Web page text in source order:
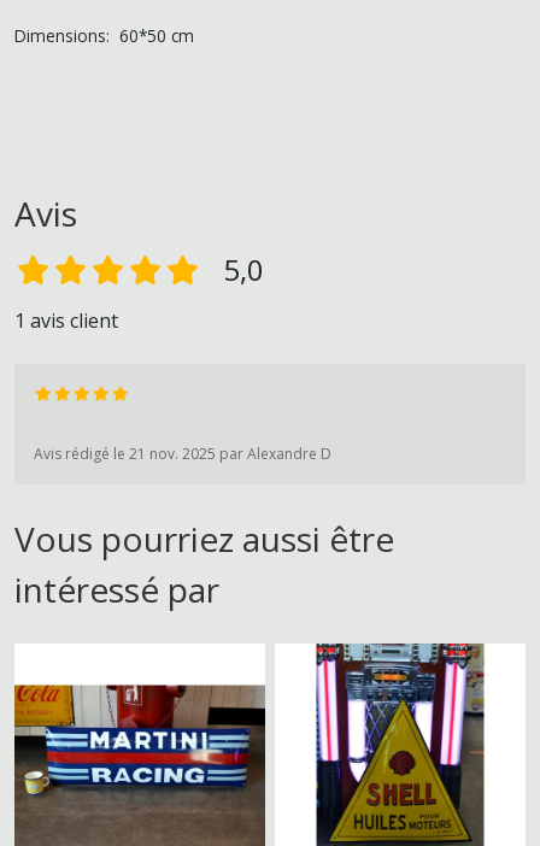
Dimensions: 60*50 cm
Avis
5,0
1 avis client
Avis rédigé le 21 nov. 2025 par Alexandre D
Vous pourriez aussi être
intéressé par